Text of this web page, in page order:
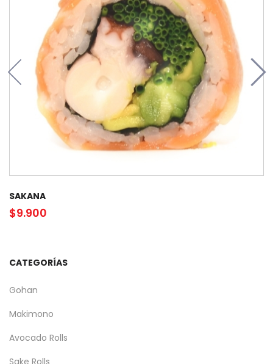
SAKANA
$9.900
CATEGORÍAS
Gohan
Makimono
Avocado Rolls
Sake Rolls